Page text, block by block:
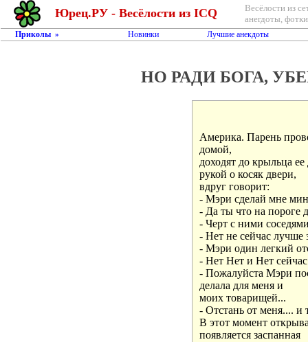
Юрец.РУ - Весёлости из ICQ
Весёлости из
анегдоты,
Приколы » Новинки Лучшие анекдоты
НО РАДИ БОГА,
Америка. Парень
домой,
доходят до крыльца
рукой о косяк двери,
вдруг говорит:
- Мэри сделай мне
- Да ты что на пороге
- Черт с ними
- Нет не сейчас лучше
- Мэри один легкий
- Нет Нет и Нет
- Пожалуйста Мэри
делала для меня и
моих товарищей...
- Отстань от меня.... и
В этот момент
появляется заспанная